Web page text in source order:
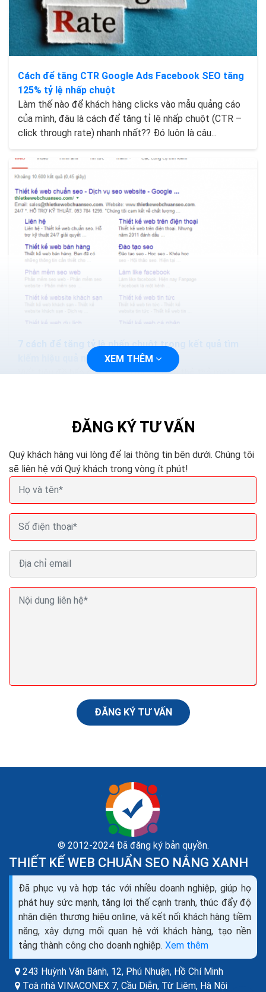
Cách để tăng CTR Google Ads Facebook SEO tăng
125% tỷ lệ nhấp chuột
Làm thế nào để khách hàng clicks vào mẫu quảng cáo
của mình, đâu là cách để tăng tỉ lệ nhấp chuột (CTR –
click through rate) nhanh nhất?? Đó luôn là câu...
7 cách để tăng tỷ lệ nhấp chuột trong kết quả tìm
kiếm hiệu quả nhất
Viết tiêu đề hấp dẫn, gây tò mò, Tối ưu thẻ thẻ meta
được đo lường, bạn có thể phát...
Bí quyết tăng số lượt click trên Facebook tăng view
trên facebook
Mục tiêu là thu hút sự chú ý, vì vậy đừng sợ đăng các
hình ảnh lạ hay ngớ ngẩn. Hãy là đối tượng sáng chói –
thu hút nhất trên trang. Groupon chạy...
XEM THÊM
ĐĂNG KÝ TƯ VẤN
Quý khách hàng vui lòng để lại thông tin bên dưới. Chúng tôi
sẽ liên hệ với Quý khách trong vòng ít phút!
ĐĂNG KÝ TƯ VẤN
© 2012-2024 Đã đăng ký bản quyền.
THIẾT KẾ WEB CHUẨN SEO NẮNG XANH
Đã phục vụ và hợp tác với nhiều doanh nghiệp, giúp họ
phát huy sức mạnh, tăng lợi thế cạnh tranh, thúc đẩy độ
nhận diện thương hiệu online, và kết nối khách hàng tiềm
năng, xây dựng mối quan hệ với khách hàng, tạo nền
tảng thành công cho doanh nghiệp. Xem thêm
243 Huỳnh Văn Bánh, 12, Phú Nhuận, Hồ Chí Minh
Toà nhà VINACONEX 7, Cầu Diễn, Từ Liêm, Hà Nội